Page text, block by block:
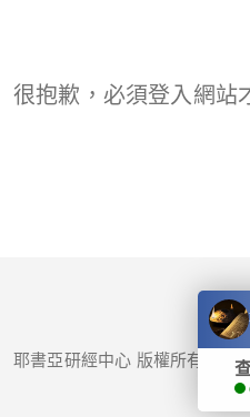
很抱歉，必須登入網站
耶書亞研經中心 版權所有 ©